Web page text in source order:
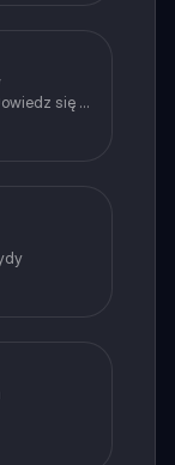
się o
oraz
i ich
Idealne